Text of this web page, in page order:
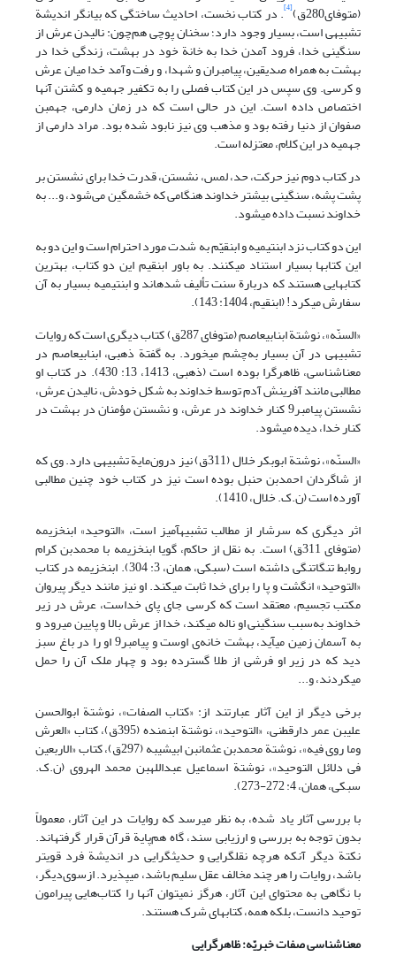
(متوفای280ق) [4] . در کتاب نخست،‌ احادیث ساختگی که بیانگر اندیشة
تشبیهی است، بسیار وجود دارد؛ سخنان پوچی هم‌چون: نالیدن عرش از
سنگینی خدا، فرود آمدن خدا به خانة خود در بهشت، زندگی خدا در
بهشت به همراه صدیقین، پیامبران و شهدا، و رفت وآمد خدا میان عرش
و کرسی. وی سپس در این کتاب فصلی را به تکفیر جهمیه و کشتن آنها
اختصاص داده است. این در حالی است که در زمان دارمی، جهم‏بن
صفوان از دنیا رفته بود و مذهب وی نیز نابود شده بود. مراد دارمی از
جهمیه در این کلام، معتزله است.
در کتاب دوم نیز حرکت، حد، لمس، نشستن، قدرت خدا برای نشستن بر
پشت پشه، سنگینی بیشتر خداوند هنگامی که خشمگین می‌شود، و... به
خداوند نسبت داده می‏شود.
این دو کتاب نزد ابن‏تیمیه و ابن‏قیّم به ‌شدت مورد احترام است و این دو به
این کتابها بسیار استناد می‏کنند. به باور ابن‏قیم این دو کتاب، بهترین
کتاب‏هایی هستند که دربارة سنت تألیف شده‏اند و ابن‏تیمیه بسیار به آن
سفارش می‏کرد! (ابن‏قیم، 1404: 143).
«السنّه»، نوشتة ابن‏ابی‏عاصم (متوفای 287ق) کتاب دیگری است که روایات
تشبیهی در آن بسیار به‌چشم می‏خورد. به گفتة ذهبی، ابن‏ابی‏عاصم در
معنا‌شناسی، ظاهرگرا بوده است (ذهبی، 1413، 13: 430). در کتاب او
مطالبی مانند آفرینش آدم توسط خداوند به شکل خودش، نالیدن عرش،
نشستن پیامبر9 کنار خداوند در عرش، و نشستن مؤمنان در بهشت در
کنار خدا، دیده می‏شود.
«السنّه»، نوشتة ابوبکر خلال (311ق) نیز درون‌مایة تشبیهی دارد. وی که
از شاگردان احمدبن حنبل بوده است نیز در کتاب خود چنین مطالبی
آورده است (ن.ک. خلال، 1410).
اثر دیگری که سرشار از مطالب تشبیه‏آمیز است، «التوحید» ابن‏خزیمه
(متوفای 311ق) است. به نقل از حاکم، گویا ابن‏خزیمه با محمدبن کرام
روابط تنگاتنگی داشته است (سبکی، همان، 3: 304). ابن‏خزیمه در کتاب
«التوحید» انگشت و پا را برای خدا ثابت می‏کند. او نیز مانند دیگر پیروان
مکتب تجسیم، معتقد است که کرسی جای پای خداست، عرش در زیر
خداوند به‌سبب سنگینی او ناله می‏کند، خدا از عرش بالا و پایین می‏رود و
به آسمان زمین می‏آید، بهشت خانه‌ی اوست و پیامبر9 او را در باغ سبز
دید که در زیر او فرشی از طلا گسترده بود و چهار ملک آن را حمل
می‏کردند، و...
برخی دیگر از این آثار عبارتند از: «کتاب الصفات»، نوشتة ابوالحسن
علی‏بن عمر دارقطنی، «التوحید»، نوشتة ابن‏منده (395ق)، کتاب «العرش
وما روی فیه»، نوشتة محمدبن عثمان‏بن ابی‏شیبه (297ق)، کتاب «الاربعین
فی دلائل التوحید»، نوشتة اسماعیل عبدالله‏بن محمد الهروی (ن.ک.
سبکی، همان، 4: 272-273).
با بررسی آثار یاد شده، به نظر می‏رسد که روایات در این آثار، معمولاً
بدون توجه به بررسی و ارزیابی سند، گاه هم‌پایة قرآن قرار گرفته‏اند.
نکتة دیگر آنکه هرچه نقل‏گرایی و حدیث‏گرایی در اندیشة فرد قوی‏تر
باشد، روایات را هر چند مخالف عقل سلیم باشد، می‏پذیرد. از‌سوی‌دیگر،
با نگاهی به محتوای این آثار، هرگز نمی‏توان آن‏ها را کتاب‌هایی پیرامون
توحید دانست، بلکه همه، کتاب‏های شرک هستند.
معنا‌شناسی صفات خبریّه: ظاهرگرایی